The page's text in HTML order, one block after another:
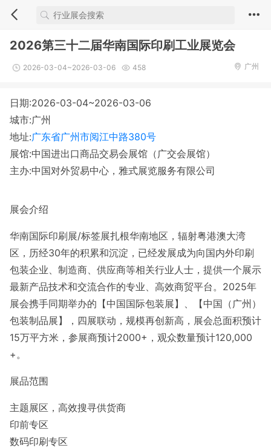
2026第三十二届华南国际印刷工业展览会
2026-03-04~2026-03-06 458 广州
日期:2026-03-04~2026-03-06
城市:广州
地址:广东省广州市阅江中路380号
展馆:中国进出口商品交易会展馆（广交会展馆）
主办:中国对外贸易中心，雅式展览服务有限公司
展会介绍
华南国际印刷展/标签展扎根华南地区，辐射粤港澳大湾
区，历经30年的积累和沉淀，已经发展成为向国内外印刷
包装企业、制造商、供应商等相关行业人士，提供一个展示
最新产品技术和交流合作的专业、高效商贸平台。2025年
展会携手同期举办的【中国国际包装展】、【中国（广州）
包装制品展】，四展联动，规模再创新高，展会总面积预计
15万平方米，参展商预计2000+，观众数量预计120,000
+。
展品范围
主题展区，高效搜寻供货商
印前专区
数码印刷专区